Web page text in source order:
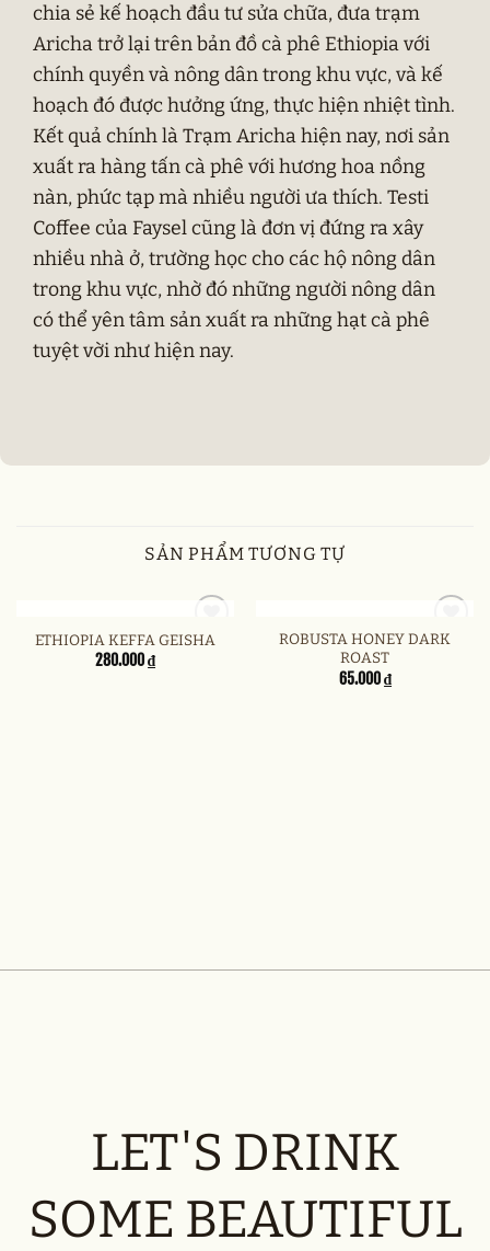
chia sẻ kế hoạch đầu tư sửa chữa, đưa trạm
Aricha trở lại trên bản đồ cà phê Ethiopia với
chính quyền và nông dân trong khu vực, và kế
hoạch đó được hưởng ứng, thực hiện nhiệt tình.
Kết quả chính là Trạm Aricha hiện nay, nơi sản
xuất ra hàng tấn cà phê với hương hoa nồng
nàn, phức tạp mà nhiều người ưa thích. Testi
Coffee của Faysel cũng là đơn vị đứng ra xây
nhiều nhà ở, trường học cho các hộ nông dân
trong khu vực, nhờ đó những người nông dân
có thể yên tâm sản xuất ra những hạt cà phê
tuyệt vời như hiện nay.
SẢN PHẨM TƯƠNG TỰ
HẾT HÀNG
ETHIOPIA KEFFA GEISHA
280.000₫
HẾT HÀNG
ROBUSTA HONEY DARK
ROAST
65.000₫
LET'S DRINK
SOME BEAUTIFUL